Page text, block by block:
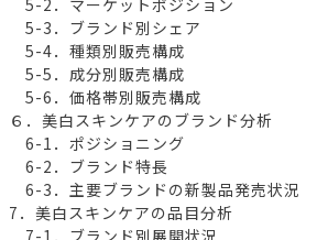
5-3．ブランド別シェア
5-4．種類別販売構成
5-5．成分別販売構成
5-6．価格帯別販売構成
６．美白スキンケアのブランド分析
6-1．ポジショニング
6-2．ブランド特長
6-3．主要ブランドの新製品発売状況
7．美白スキンケアの品目分析
7-1．ブランド別展開状況